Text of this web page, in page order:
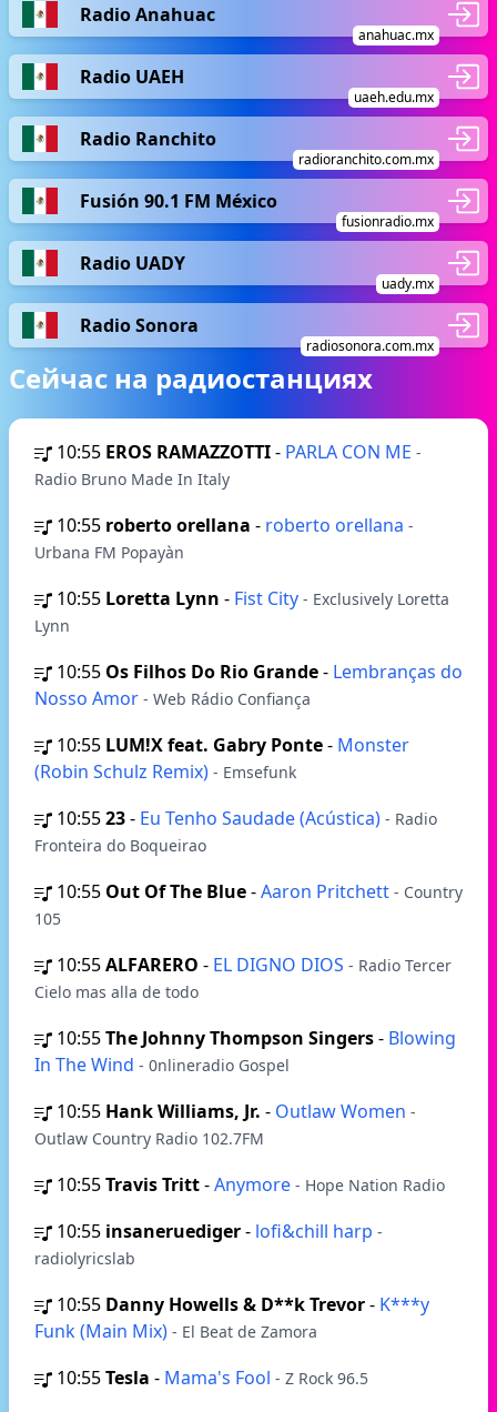
Radio Anahuac
anahuac.mx
Radio UAEH
uaeh.edu.mx
Radio Ranchito
radioranchito.com.mx
Fusión 90.1 FM México
fusionradio.mx
Radio UADY
uady.mx
Radio Sonora
radiosonora.com.mx
Сейчас на радиостанциях
10:55 EROS RAMAZZOTTI- PARLA CON ME -
Radio Bruno Made In Italy
10:55 roberto orellana - roberto orellana -
Urbana FM Popayàn
10:55 Loretta Lynn - Fist City - Exclusively Loretta
Lynn
10:55 Os Filhos Do Rio Grande- Lembranças do
Nosso Amor - Web Rádio Confiança
10:55 LUM!X feat. Gabry Ponte- Monster
(Robin Schulz Remix) - Emsefunk
10:5523- Eu Tenho Saudade (Acústica) - Radio
Fronteira do Boqueirao
10:55 Out Of The Blue-Aaron Pritchett - Country
105
10:55ALFARERO - EL DIGNO DIOS - Radio Tercer
Cielo mas alla de todo
10:55The Johnny Thompson Singers- Blowing
In The Wind - 0nlineradio Gospel
10:55 Hank Williams, Jr. - Outlaw Women -
Outlaw Country Radio 102.7FM
10:55Travis Tritt-Anymore - Hope Nation Radio
10:55 insaneruediger- lofi&chill harp -
radiolyricslab
10:55 Danny Howells & D**k Trevor- K***y
Funk (Main Mix) - El Beat de Zamora
10:55Tesla - Mama's Fool - Z Rock 96.5